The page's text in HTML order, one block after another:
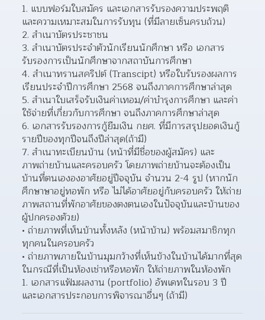
แบบฟอร์มใบสมัคร และเอกสารรับรองความประพฤติ
และความเหมาะสมในการรับทุน (ที่มีลายเซ็นครบถ้วน)
สำเนาบัตรประชาชน
สำเนาบัตรประจำตัวนักเรียนนักศึกษา หรือ เอกสาร
รับรองการเป็นนักศึกษาจากสถาบันการศึกษา
สำเนาทรานสคริปต์ (Transcipt) หรือใบรับรองผลการ
เรียนประจำปีการศึกษา 2568 จนถึงภาคการศึกษาล่าสุด
สำเนาใบเสร็จรับเงินค่าเทอม/ค่าบำรุงการศึกษา และค่า
ใช้จ่ายที่เกี่ยวกับการศึกษา จนถึงภาคการศึกษาล่าสุด
เอกสารรับรองการกู้ยืมเงิน กยศ. ที่มีการสรุปยอดเงินกู้
รายปีของทุกปีจนถึงปีล่าสุด(ถ้ามี)
สำเนาทะเบียนบ้าน (หน้าที่มีชื่อของผู้สมัคร) และ
ภาพถ่ายบ้านและครอบครัว โดยภาพถ่ายบ้านจะต้องเป็น
บ้านที่ตนเององอาศัยอยู่ปีจจุบัน จำนวน 2-4 รูป (หากนัก
ศึกษาษาอยู่ทอพัก หรือ ไม่ได้อาศัยอยู่กับครอบครัว ให้ถ่าย
ภาพสถานที่พักอาศัยของตงตนเองในปัจจุบันและบ้านของ
ผู้ปกครองตัวย)
ถ่ายภาพที่เห็นบ้านทั้งหลัง (หน้าบ้าน) พร้อมสมาชิกทุก
ทุกคนในครอบครัว
ถ่ายภาพภายในบ้านมุมกว้างที่เห็นข้างในบ้านได้มากที่สุด
ในกรณีที่เป็นห้องเช่าหรือหอพัก ให้ถ่ายภาพในห้องพัก
เอกสารแฟ้มผลงาน (portfolio) อัพเดทในรอบ 3 ปี
และเอกสารประกอบการพิจารณาอื่นๆ (ถ้ามี)